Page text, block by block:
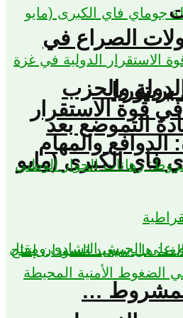
والحزب
التموضع بعد
فاي الكبرى (مايو
الصراع في
بريتوريا
المشروط …
قوة الاستقرار
الدوافع والمهام